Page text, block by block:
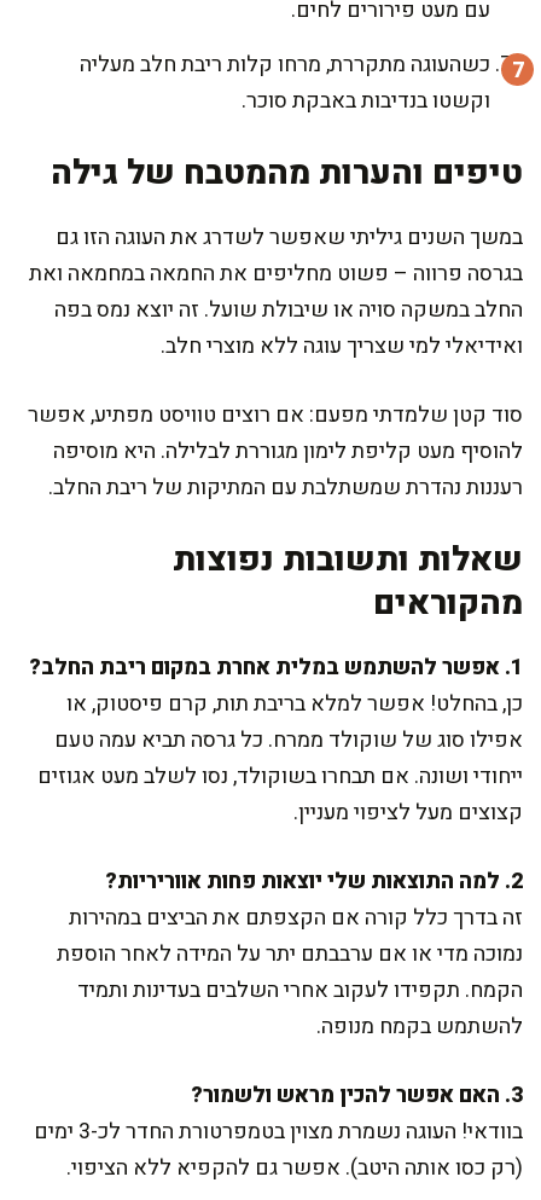
עם מעט פירורים לחים.
כשהעוגה מתקררת, מרחו קלות ריבת חלב מעליה
וקשטו בנדיבות באבקת סוכר.
טיפים והערות מהמטבח של גילה
במשך השנים גיליתי שאפשר לשדרג את העוגה הזו גם
בגרסה פרווה – פשוט מחליפים את החמאה במחמאה ואת
החלב במשקה סויה או שיבולת שועל. זה יוצא נמס בפה
ואידיאלי למי שצריך עוגה ללא מוצרי חלב.
סוד קטן שלמדתי מפעם: אם רוצים טוויסט מפתיע, אפשר
להוסיף מעט קליפת לימון מגוררת לבלילה. היא מוסיפה
רעננות נהדרת שמשתלבת עם המתיקות של ריבת החלב.
שאלות ותשובות נפוצות
מהקוראים
1. אפשר להשתמש במלית אחרת במקום ריבת החלב?
כן, בהחלט! אפשר למלא בריבת תות, קרם פיסטוק, או
אפילו סוג של שוקולד ממרח. כל גרסה תביא עמה טעם
ייחודי ושונה. אם תבחרו בשוקולד, נסו לשלב מעט אגוזים
קצוצים מעל לציפוי מעניין.
2. למה התוצאות שלי יוצאות פחות אווריריות?
זה בדרך כלל קורה אם הקצפתם את הביצים במהירות
נמוכה מדי או אם ערבבתם יתר על המידה לאחר הוספת
הקמח. תקפידו לעקוב אחרי השלבים בעדינות ותמיד
להשתמש בקמח מנופה.
3. האם אפשר להכין מראש ולשמור?
בוודאי! העוגה נשמרת מצוין בטמפרטורת החדר לכ-3 ימים
(רק כסו אותה היטב). אפשר גם להקפיא ללא הציפוי.